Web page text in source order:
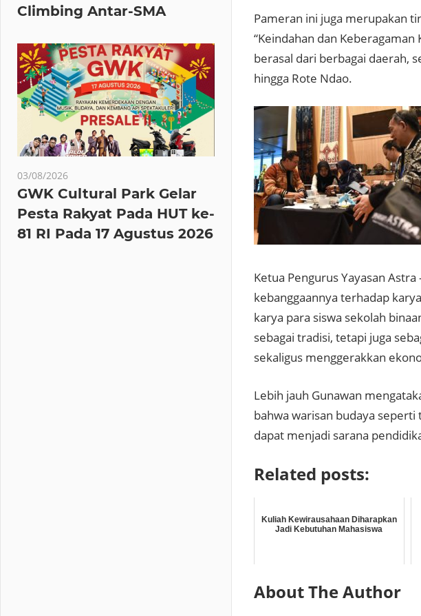
Pameran ini juga merupakan
“Keindahan dan Keberagaman
berasal dari berbagai daerah,
hingga Rote Ndao.
Ketua Pengurus Yayasan
kebanggaannya terhadap
karya para siswa sekolah
sebagai tradisi, tetapi juga
sekaligus menggerakkan
Lebih jauh Gunawan
bahwa warisan budaya
dapat menjadi sarana
Related posts:
Kuliah Kewirausahaan Diharapkan
Jadi Kebutuhan Mahasiswa
About The Author
Climbing Antar-SMA
03/08/2026
GWK Cultural Park Gelar
Pesta Rakyat Pada HUT ke-
81 RI Pada 17 Agustus 2026